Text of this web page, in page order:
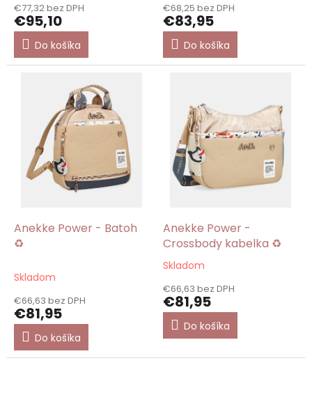
€77,32 bez DPH
€95,10
Do košíka
€68,25 bez DPH
€83,95
Do košíka
Anekke Power - Batoh
♻️
Skladom
€66,63 bez DPH
€81,95
Do košíka
Anekke Power -
Crossbody kabelka ♻️
Priemerné
produktu
je
5,0
hviezdičiek.
Skladom
€66,63 bez DPH
€81,95
Do košíka